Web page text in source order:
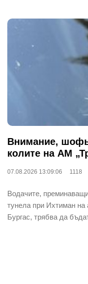
Внимание,
колите на АМ
07.08.2026 13:09:06 1118
Водачите,
тунела при Ихтиман на
Бургас, трябва да